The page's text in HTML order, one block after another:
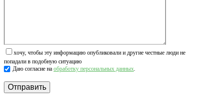
хочу, чтобы эту информацию опубликовали и другие честные люди не
попадали в подобную ситуацию
Даю согласие на обработку персональных данных.